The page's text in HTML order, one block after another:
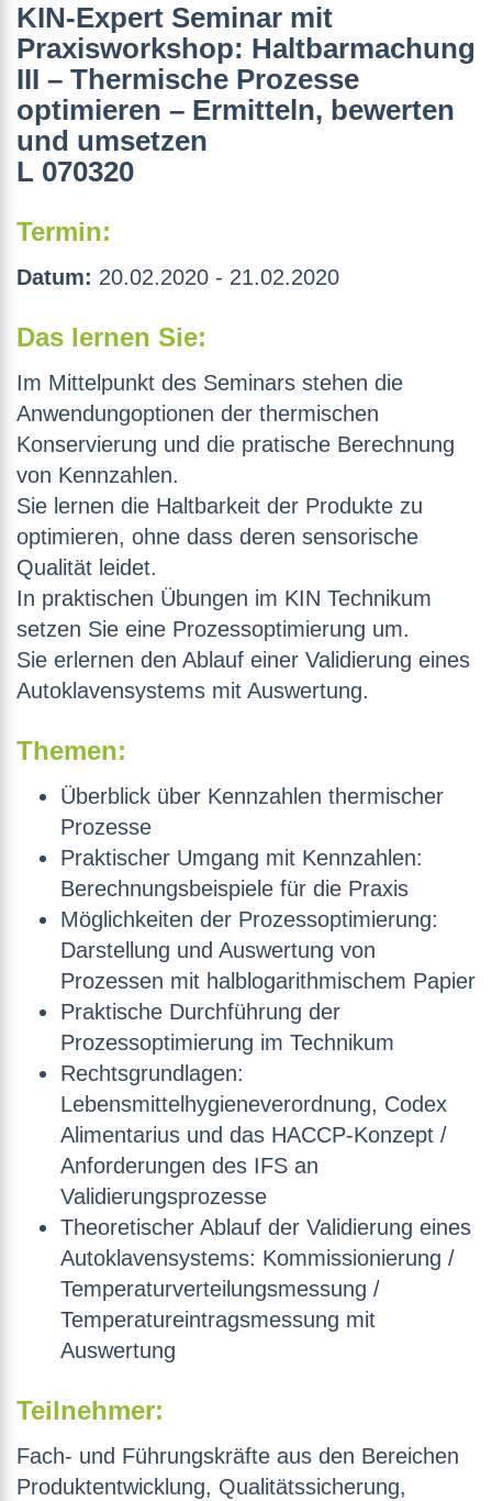
KIN-Expert Seminar mit
Praxisworkshop: Haltbarmachung
III – Thermische Prozesse
optimieren – Ermitteln, bewerten
und umsetzen
L 070320
Termin:
Datum: 20.02.2020 - 21.02.2020
Das lernen Sie:
Im Mittelpunkt des Seminars stehen die
Anwendungoptionen der thermischen
Konservierung und die pratische Berechnung
von Kennzahlen.
Sie lernen die Haltbarkeit der Produkte zu
optimieren, ohne dass deren sensorische
Qualität leidet.
In praktischen Übungen im KIN Technikum
setzen Sie eine Prozessoptimierung um.
Sie erlernen den Ablauf einer Validierung eines
Autoklavensystems mit Auswertung.
Themen:
Überblick über Kennzahlen thermischer
Prozesse
Praktischer Umgang mit Kennzahlen:
Berechnungsbeispiele für die Praxis
Möglichkeiten der Prozessoptimierung:
Darstellung und Auswertung von
Prozessen mit halblogarithmischem Papier
Praktische Durchführung der
Prozessoptimierung im Technikum
Rechtsgrundlagen:
Lebensmittelhygieneverordnung, Codex
Alimentarius und das HACCP-Konzept /
Anforderungen des IFS an
Validierungsprozesse
Theoretischer Ablauf der Validierung eines
Autoklavensystems: Kommissionierung /
Temperaturverteilungsmessung /
Temperatureintragsmessung mit
Auswertung
Teilnehmer:
Fach- und Führungskräfte aus den Bereichen
Produktentwicklung, Qualitätssicherung,